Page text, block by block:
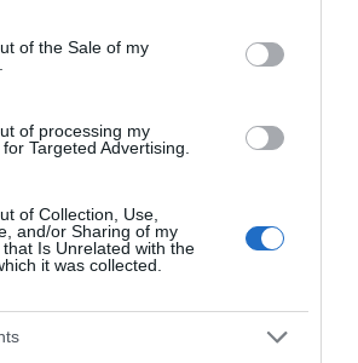
specified purposes in below Google
of the Sale of my
of processing my
Targeted Advertising.
of Collection, Use,
and/or Sharing of my
Is Unrelated with the
it was collected.
άρθρα
από καλοκαίρια στην Άνδρο –
μέχρι και την δεκαετία του 1970
η φωτογραφία γίνεται μνήμη